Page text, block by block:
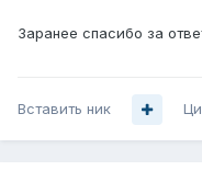
Заранее спасибо за
Вставить ник